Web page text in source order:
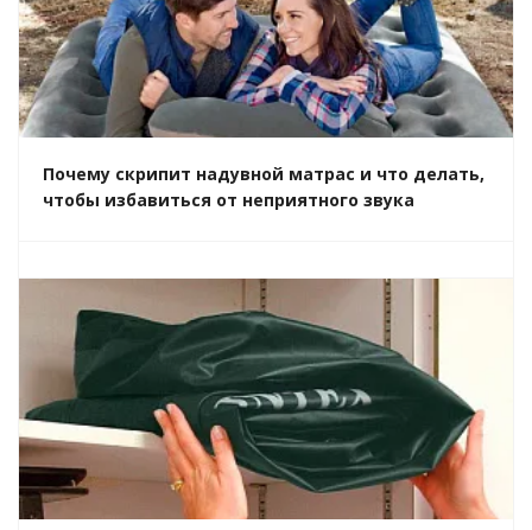
Почему скрипит надувной матрас и что делать,
чтобы избавиться от неприятного звука